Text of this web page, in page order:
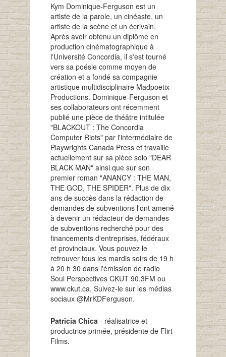
Kym Dominique-Ferguson est un
artiste de la parole, un cinéaste, un
artiste de la scène et un écrivain.
Après avoir obtenu un diplôme en
production cinématographique à
l'Université Concordia, il s'est tourné
vers sa poésie comme moyen de
création et a fondé sa compagnie
artistique multidisciplinaire Madpoetix
Productions. Dominique-Ferguson et
ses collaborateurs ont récemment
publié une pièce de théâtre intitulée
"BLACKOUT : The Concordia
Computer Riots" par l'intermédiaire de
Playwrights Canada Press et travaille
actuellement sur sa pièce solo "DEAR
BLACK MAN" ainsi que sur son
premier roman "ANANCY : THE MAN,
THE GOD, THE SPIDER". Plus de dix
ans de succès dans la rédaction de
demandes de subventions l'ont amené
à devenir un rédacteur de demandes
de subventions recherché pour des
financements d'entreprises, fédéraux
et provinciaux. Vous pouvez le
retrouver tous les mardis soirs de 19 h
à 20 h 30 dans l'émission de radio
Soul Perspectives CKUT 90.3FM ou
www.ckut.ca. Suivez-le sur les médias
sociaux @MrKDFerguson.
Patricia Chica - réalisatrice et
productrice primée, présidente de Flirt
Films.